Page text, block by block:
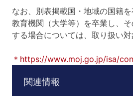
なお、別表掲載国・地域の国籍
教育機関（大学等）を卒業し、
する場合については、取り扱い対
＊https://www.moj.go.jp/isa/
関連情報